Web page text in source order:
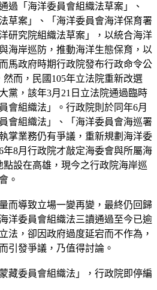
過「海洋委員會組織法草案」、
草案」、「海洋委員會海洋保育署
研究院組織法草案」，以統合海洋
海岸巡防，推動海洋生態保育，以
馬政府時期行政院發布行政命令公
然而，民國105年立法院重新改選
黨，該年3月21日立法院通過臨時
會組織法」。行政院則於同年6月
會組織法」、「海洋委員會海巡署
掌業務仍有爭議，重新規劃海洋委
年8月行政院才敲定海委會與所屬海
設在高雄，現今之行政院海岸巡
。
而導致立場一變再變，最終仍回歸
洋委員會組織法三讀通過至今已逾
法，卻因政府過度延宕而不作為，
引發爭議，乃值得討論。
藏委員會組織法」，行政院即停編